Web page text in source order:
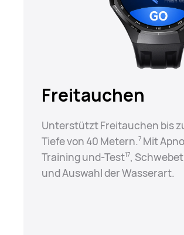
Freitauchen
Unterstützt Freitauchen bis
Tiefe von 40 Metern.⁠7Mit
Training und-Test⁠17,
und Auswahl der Wasserart.